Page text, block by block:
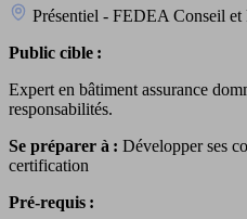
Présentiel - FEDEA Conseil et
Public cible :
Expert en bâtiment assurance
responsabilités.
Se préparer à : Développer ses
certification
Pré-requis :